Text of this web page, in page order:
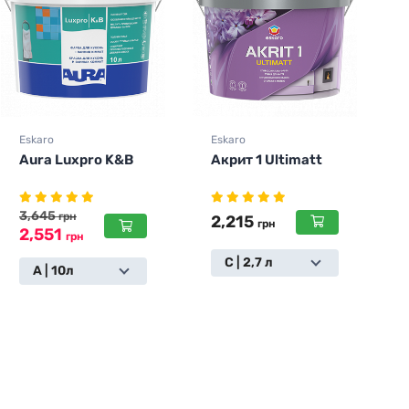
Eskaro
Акрит 1 Ultimatt
2,215 грн
С | 2,7 л
Eskaro
Порчвей
890 грн
С | 0,9 л